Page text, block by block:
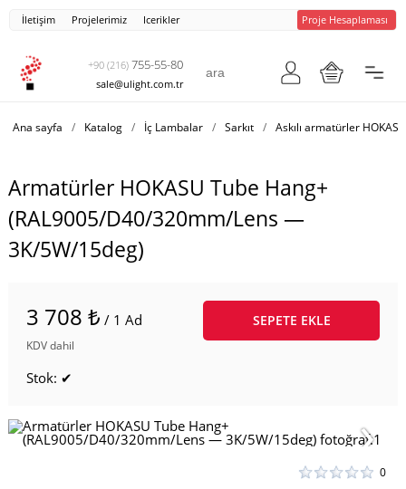
İletişim Projelerimiz Icerikler Proje Hesaplaması
+90 (216) 755-55-80
sale@ulight.com.tr
Ana sayfa / Katalog / İç Lambalar / Sarkıt / Askılı armatürler
Armatürler HOKASU Tube Hang+
(RAL9005/D40/320mm/Lens —
3K/5W/15deg)
3 708 ₺ / 1 Ad
KDV dahil
SEPETE EKLE
Stok: ✔
0